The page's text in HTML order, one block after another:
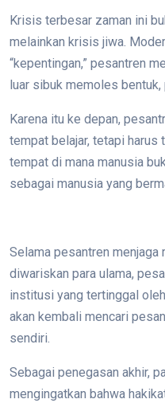
Krisis terbesar zaman ini
melainkan krisis jiwa.
“kepentingan,” pesantren
luar sibuk memoles
Karena itu ke depan,
tempat belajar, tetapi harus
tempat di mana manusia
sebagai manusia yang
Selama pesantren
diwariskan para ulama,
institusi yang tertinggal
akan kembali mencari
sendiri.
Sebagai penegasan akhir,
mengingatkan bahwa